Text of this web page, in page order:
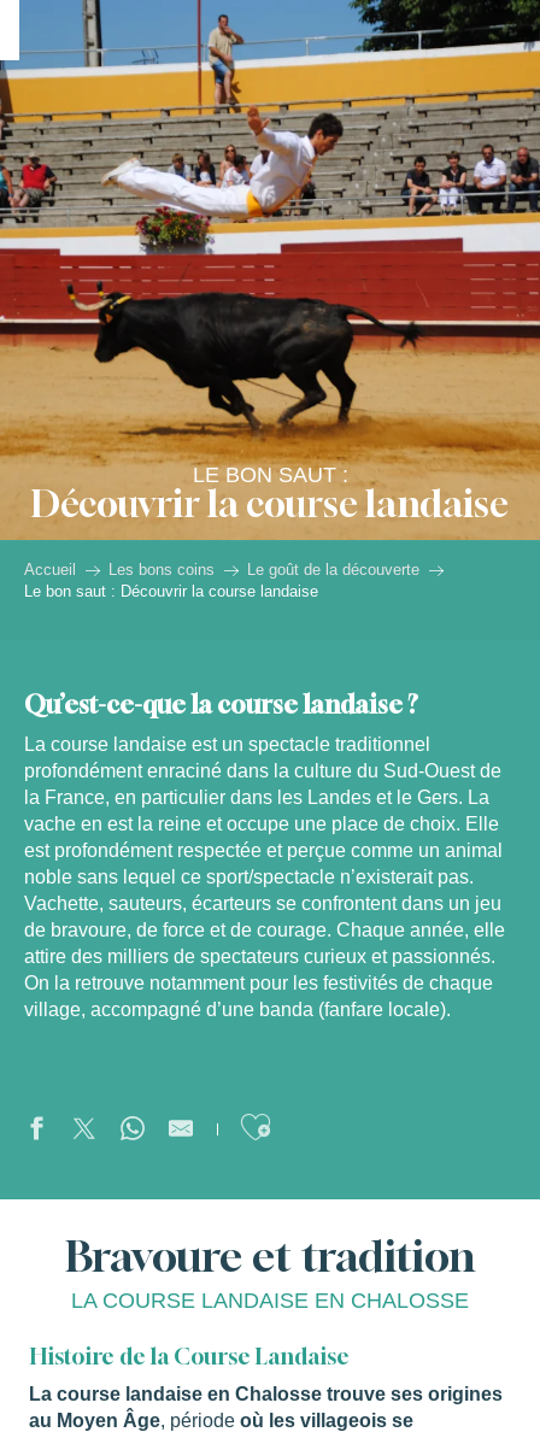
contenu
principal
LE BON SAUT :
Découvrir la course landaise
Accueil Les bons coins
Le goût de la découverte
Le bon saut : Découvrir la course landaise
Qu’est-ce-que la course landaise ?
La course landaise est un spectacle traditionnel
profondément enraciné dans la culture du Sud-Ouest de
la France, en particulier dans les Landes et le Gers. La
vache en est la reine et occupe une place de choix. Elle
est profondément respectée et perçue comme un animal
noble sans lequel ce sport/spectacle n’existerait pas.
Vachette, sauteurs, écarteurs se confrontent dans un jeu
de bravoure, de force et de courage. Chaque année, elle
attire des milliers de spectateurs curieux et passionnés.
On la retrouve notamment pour les festivités de chaque
village, accompagné d’une banda (fanfare locale).
Ajouter aux
Bravoure et tradition
LA COURSE LANDAISE EN CHALOSSE
Histoire de la Course Landaise
La course landaise en Chalosse trouve ses origines
au Moyen Âge, période où les villageois se